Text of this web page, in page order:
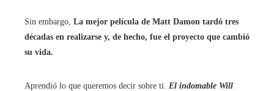
Sin embargo, La mejor película de Matt Damon tardó tres
décadas en realizarse y, de hecho, fue el proyecto que cambió
su vida.
Aprendió lo que queremos decir sobre ti. El indomable Will